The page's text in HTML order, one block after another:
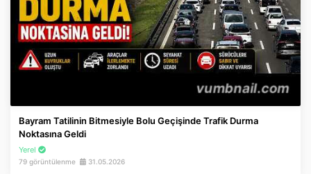
Bayram Tatilinin Bitmesiyle Bolu Geçişinde Trafik Durma
Noktasına Geldi
Yerel
79 görüntülenme 31.05.2026